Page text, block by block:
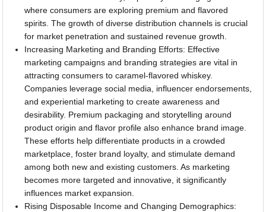
where consumers are exploring premium and flavored
spirits. The growth of diverse distribution channels is crucial
for market penetration and sustained revenue growth.
Increasing Marketing and Branding Efforts: Effective
marketing campaigns and branding strategies are vital in
attracting consumers to caramel-flavored whiskey.
Companies leverage social media, influencer endorsements,
and experiential marketing to create awareness and
desirability. Premium packaging and storytelling around
product origin and flavor profile also enhance brand image.
These efforts help differentiate products in a crowded
marketplace, foster brand loyalty, and stimulate demand
among both new and existing customers. As marketing
becomes more targeted and innovative, it significantly
influences market expansion.
Rising Disposable Income and Changing Demographics: